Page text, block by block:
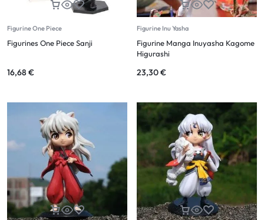
Figurine One Piece
Figurines One Piece Sanji
16,68€
Figurine Inu Yasha
Figurine Manga Inuyasha Kagome
Higurashi
23,30€